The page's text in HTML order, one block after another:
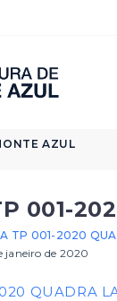
AZUL
001-
TP 001-2020
janeiro de 2020
QUADRA